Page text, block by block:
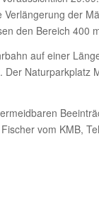
der
den Bereich 400
auf einer
Naturparkplatz
vom KMB,